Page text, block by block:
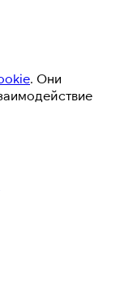
. Они